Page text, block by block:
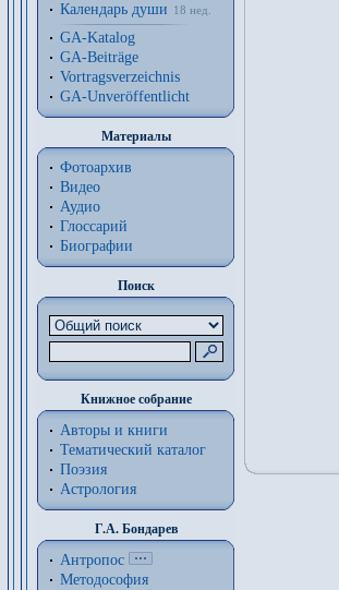
Календарь души
18 нед.
GA-Katalog
GA-Beiträge
Vortragsverzeichnis
GA-Unveröffentlicht
Материалы
Фотоархив
Видео
Аудио
Глоссарий
Биографии
Поиск
Книжное собрание
Авторы и книги
Тематический каталог
Поэзия
Астрология
Г.А. Бондарев
Антропос
Методософия